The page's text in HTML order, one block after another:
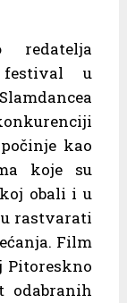
redatelja
u
kao
koje su
obali i u
rastvarati
Film
Pitoreskno
odabranih